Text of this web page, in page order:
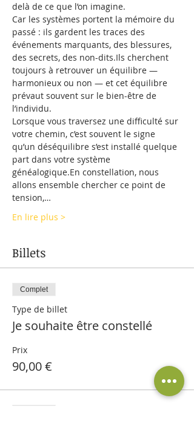
delà de ce que l’on imagine.
Car les systèmes portent la mémoire du
passé : ils gardent les traces des
événements marquants, des blessures,
des secrets, des non-dits.Ils cherchent
toujours à retrouver un équilibre —
harmonieux ou non — et cet équilibre
prévaut souvent sur le bien-être de
l’individu.
Lorsque vous traversez une difficulté sur
votre chemin, c’est souvent le signe
qu’un déséquilibre s’est installé quelque
part dans votre système
généalogique.En constellation, nous
allons ensemble chercher ce point de
tension,…
En lire plus >
Billets
Complet
Type de billet
Je souhaite être constellé
Prix
90,00 €